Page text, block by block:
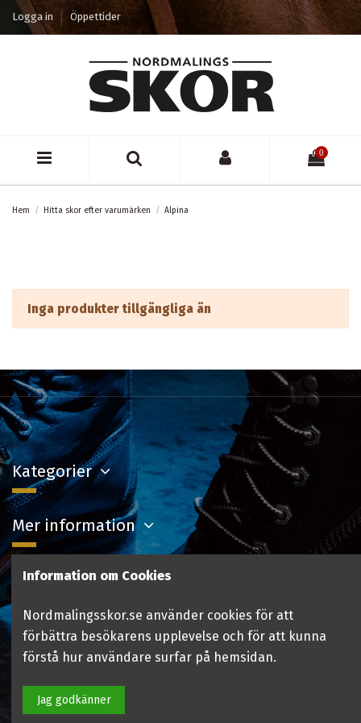
Logga in Öppettider
0
Hem Hitta skor efter varumärken Alpina
Inga produkter tillgängliga än
Kategorier
Mer information
Kontakta oss
Följ oss
Information om Cookies
Nordmalingsskor.se använder cookies för att
förbättra besökarens upplevelse och för att kunna
förstå hur användare surfar på hemsidan.
Jag godkänner